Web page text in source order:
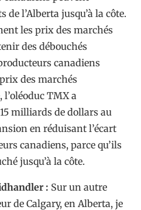
l’Alberta jusqu’à la côte.
les prix des marchés
des débouchés
canadiens
des marchés
TMX a
milliards de dollars au
en réduisant l’écart
canadiens, parce qu’ils
jusqu’à la côte.
: Sur un autre
de Calgary, en Alberta, je